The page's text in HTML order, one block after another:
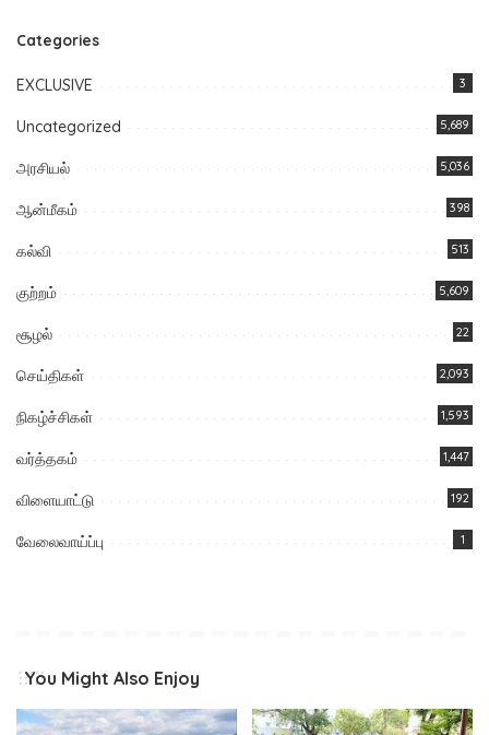
Categories
EXCLUSIVE 3
Uncategorized 5,689
அரசியல் 5,036
ஆன்மீகம் 398
கல்வி 513
குற்றம் 5,609
சூழல் 22
செய்திகள் 2,093
நிகழ்ச்சிகள் 1,593
வர்த்தகம் 1,447
விளையாட்டு 192
வேலைவாய்ப்பு 1
You Might Also Enjoy